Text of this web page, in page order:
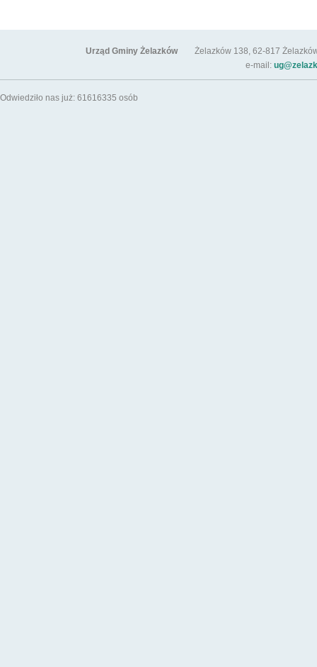
Urząd Gminy ŻelazkówŻelazków 138, 62-817 Żelazków
e-mail:
Odwiedziło nas już: 61616335 osób